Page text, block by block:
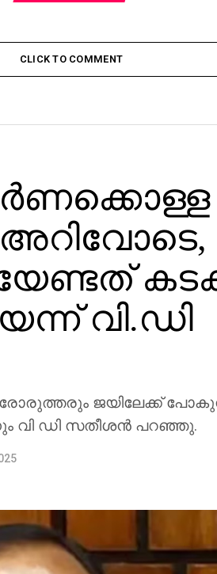
CLICK TO COMMENT
വി.ഡി
ജയിലേക്ക്
വി ഡി സതീശന്‍ പറഞ്ഞു.